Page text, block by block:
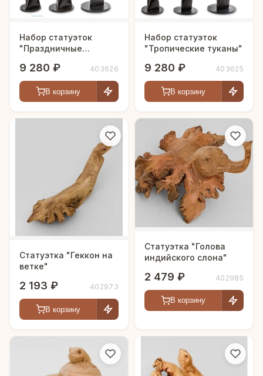
Набор статуэток
"Праздничные
9 280 ₽ 403626
В корзину
Набор статуэток
"Тропические туканы"
9 280 ₽ 403625
В корзину
Статуэтка "Геккон на
ветке"
2 193 ₽ 402973
В корзину
Статуэтка "Голова
индийского слона"
2 479 ₽ 402985
В корзину